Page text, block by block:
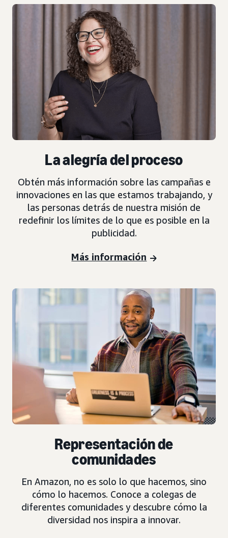
La alegría del proceso
Obtén más información sobre las campañas e
innovaciones en las que estamos trabajando, y
las personas detrás de nuestra misión de
redefinir los límites de lo que es posible en la
publicidad.
Más información
Representación de
comunidades
En Amazon, no es solo lo que hacemos, sino
cómo lo hacemos. Conoce a colegas de
diferentes comunidades y descubre cómo la
diversidad nos inspira a innovar.